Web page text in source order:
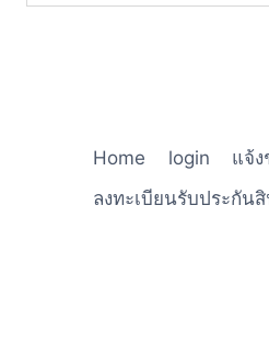
Home login แจ้ง
ลงทะเบียนรับประกัน